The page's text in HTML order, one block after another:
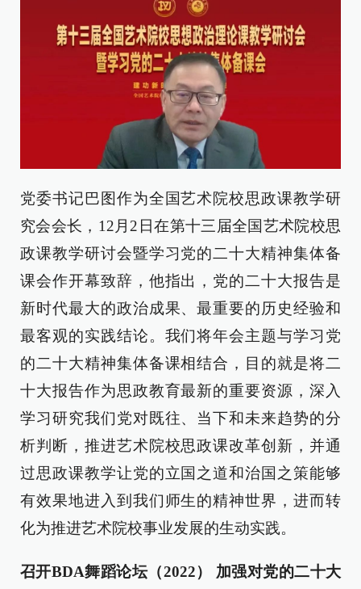
党委书记巴图作为全国艺术院校思政课教学研
究会会长，12月2日在第十三届全国艺术院校思
政课教学研讨会暨学习党的二十大精神集体备
课会作开幕致辞，他指出，党的二十大报告是
新时代最大的政治成果、最重要的历史经验和
最客观的实践结论。我们将年会主题与学习党
的二十大精神集体备课相结合，目的就是将二
十大报告作为思政教育最新的重要资源，深入
学习研究我们党对既往、当下和未来趋势的分
析判断，推进艺术院校思政课改革创新，并通
过思政课教学让党的立国之道和治国之策能够
有效果地进入到我们师生的精神世界，进而转
化为推进艺术院校事业发展的生动实践。
召开BDA舞蹈论坛（2022）
加强对党的二十大